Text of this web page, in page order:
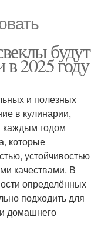
будут
2025 году
и полезных
в кулинарии,
каждым годом
которые
устойчивостью
качествами. В
определённых
подходить для
домашнего